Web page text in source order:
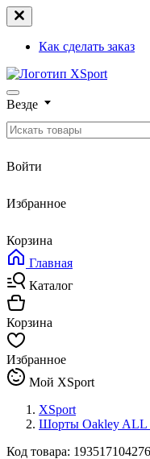
Как сделать заказ
Везде
Войти
Избранное
Корзина
Главная
Каталог
Корзина
Избранное
Мой XSport
XSport
Шорты Oakley ALL
Код товара: 193517104276